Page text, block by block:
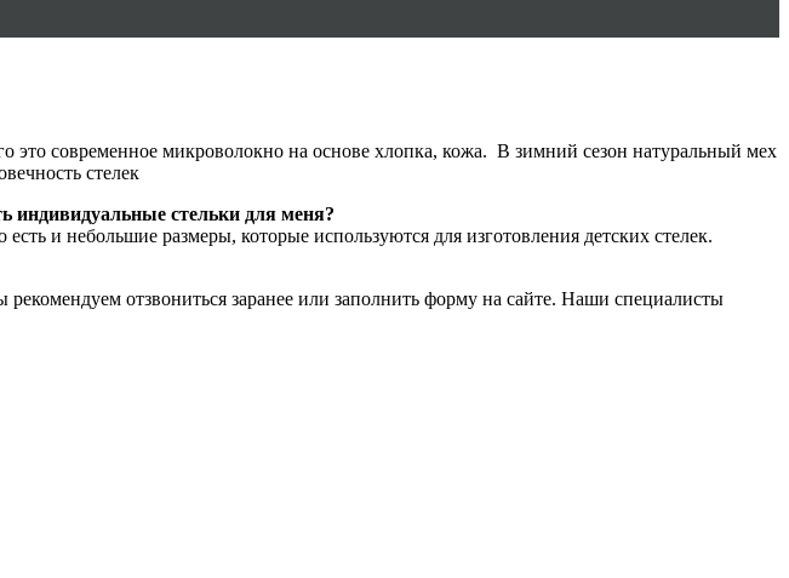
это современное микроволокно на основе хлопка, кожа. В зимний сезон натуральный мех
стелек
индивидуальные стельки для меня?
и небольшие размеры, которые используются для изготовления детских стелек.
отзвониться заранее или заполнить форму на сайте. Наши специалисты